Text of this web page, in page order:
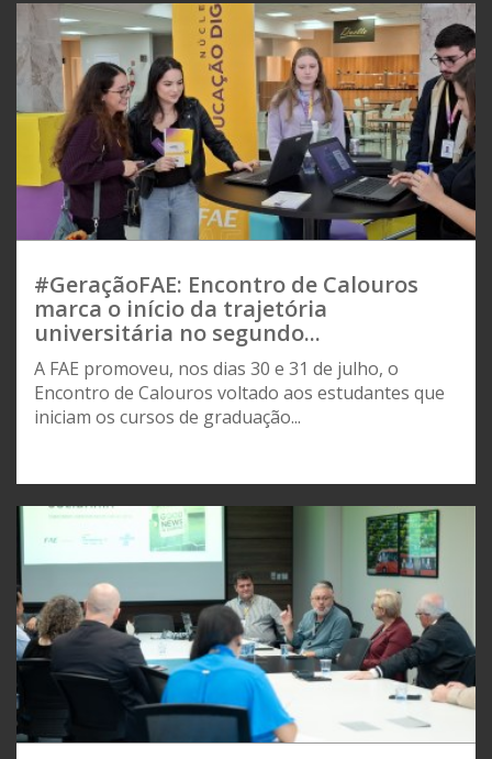
#GeraçãoFAE: Encontro de Calouros
marca o início da trajetória
universitária no segundo...
A FAE promoveu, nos dias 30 e 31 de julho, o
Encontro de Calouros voltado aos estudantes que
iniciam os cursos de graduação...